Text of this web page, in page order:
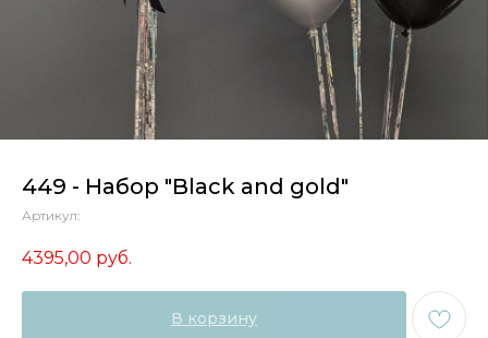
449 - Набор "Black and gold"
Артикул:
4395,00 руб.
В корзину